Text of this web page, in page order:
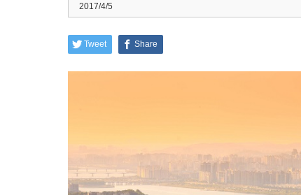
2017/4/5
Tweet Share